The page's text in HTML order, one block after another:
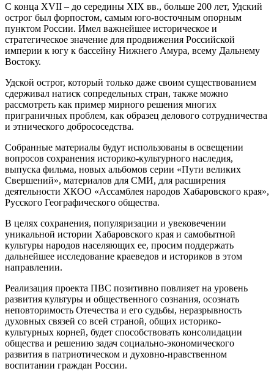
С конца ХVII – до середины ХIХ вв., больше 200 лет, Удский
острог был форпостом, самым юго-восточным опорным
пунктом России. Имел важнейшее историческое и
стратегическое значение для продвижения Российской
империи к югу к бассейну Нижнего Амура, всему Дальнему
Востоку.
Удской острог, который только даже своим существованием
сдерживал натиск сопредельных стран, также можно
рассмотреть как пример мирного решения многих
приграничных проблем, как образец делового сотрудничества
и этнического добрососедства.
Собранные материалы будут использованы в освещении
вопросов сохранения историко-культурного наследия,
выпуска фильма, новых альбомов серии «Пути великих
Свершений», материалов для СМИ, для расширения
деятельности ХКОО «Ассамблея народов Хабаровского края»,
Русского Географического общества.
В целях сохранения, популяризации и увековечении
уникальной истории Хабаровского края и самобытной
культуры народов населяющих ее, просим поддержать
дальнейшее исследование краеведов и историков в этом
направлении.
Реализация проекта ПВС позитивно повлияет на уровень
развития культуры и общественного сознания, осознать
неповторимость Отечества и его судьбы, неразрывность
духовных связей со всей страной, общих историко-
культурных корней, будет способствовать консолидации
общества и решению задач социально-экономического
развития в патриотическом и духовно-нравственном
воспитании граждан России.